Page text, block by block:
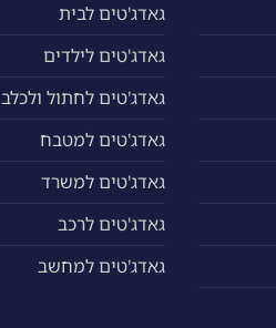
גאדג'טים לבית
גאדג'טים לילדים
גאדג'טים לחתול ולכלב
גאדג'טים למטבח
גאדג'טים למשרד
גאדג'טים לרכב
גאדג'טים למחשב